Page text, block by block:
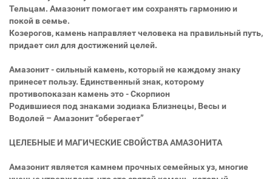
Тельцам. Амазонит помогает им сохранять гармонию и
покой в семье.
Козерогов, камень направляет человека на правильный путь,
придает сил для достижений целей.
Амазонит - сильный камень, который не каждому знаку
принесет пользу. Единственный знак, которому
противопоказан камень это - Скорпион
Родившиеся под знаками зодиака Близнецы, Весы и
Водолей – Амазонит “оберегает”
ЦЕЛЕБНЫЕ И МАГИЧЕСКИЕ СВОЙСТВА АМАЗОНИТА
Амазонит является камнем прочных семейных уз, многие